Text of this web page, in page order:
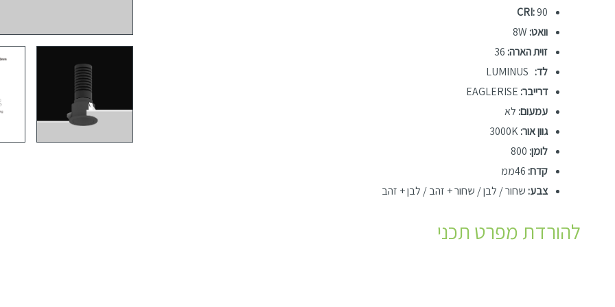
CRI:90
וואט: 8W
זוית הארה: 36
לד: LUMINUS
דרייבר: EAGLERISE
עמעום: לא
גוון אור:3000K
לומן: 800
קדח: 46ממ
צבע: שחור / לבן / שחור + זהב / לבן + זהב
להורדת מפרט תכני